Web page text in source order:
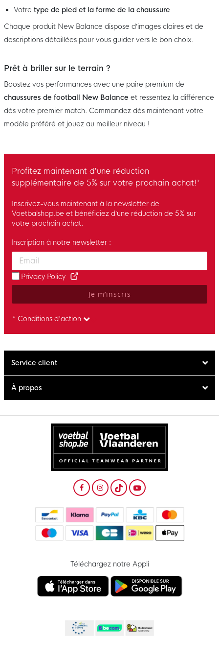
Votre type de pied et la forme de la chaussure
Chaque produit New Balance dispose d’images claires et de
descriptions détaillées pour vous guider vers le bon choix.
Prêt à briller sur le terrain ?
Boostez vos performances avec une paire premium de
chaussures de football New Balance et ressentez la différence
dès votre premier match. Commandez dès maintenant votre
modèle préféré et jouez au meilleur niveau !
Profitez maintenant d’une réduction
supplémentaire de 5% sur votre prochain achat!*
Inscrivez-vous maintenant à la newsletter de
Voetbalshop.be et bénéficiez d’une réduction de 5% sur
votre prochain achat.
Enter your email and accept the privacy policy to subscribe to
Inscription à notre newsletter :
Privacy Policy
Je m’inscris
* Conditions d'action
Service client
À propos
Téléchargez notre Appli